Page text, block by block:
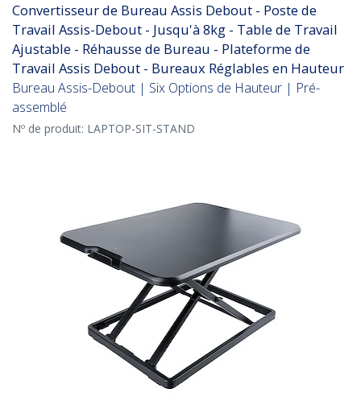
Convertisseur de Bureau Assis Debout - Poste de
Travail Assis-Debout - Jusqu'à 8kg - Table de Travail
Ajustable - Réhausse de Bureau - Plateforme de
Travail Assis Debout - Bureaux Réglables en Hauteur
Bureau Assis-Debout | Six Options de Hauteur | Pré-
assemblé
Nº de produit: LAPTOP-SIT-STAND